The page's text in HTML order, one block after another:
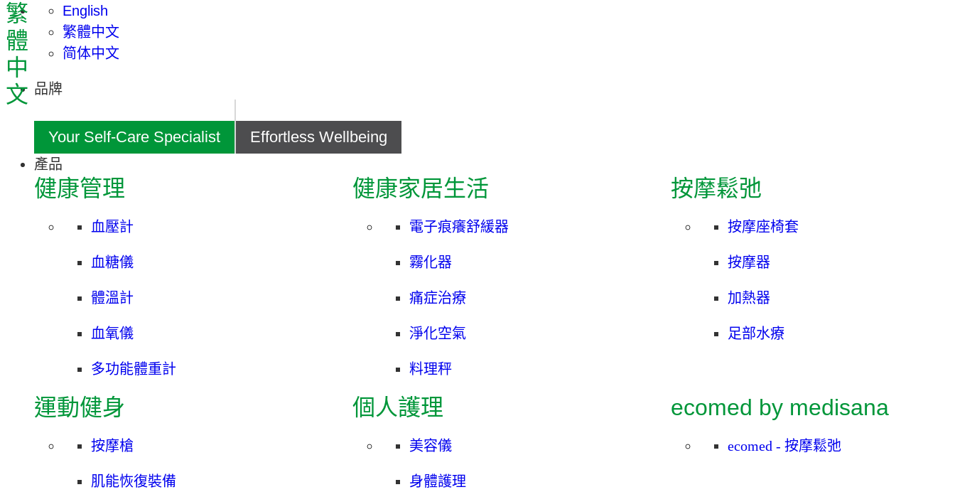
繁
體
中
文
English
繁體中文
简体中文
品牌
Your Self-Care Specialist Effortless Wellbeing
產品
健康管理
血壓計
血糖儀
體溫計
血氧儀
多功能體重計
健康家居生活
電子痕癢舒緩器
霧化器
痛症治療
淨化空氣
料理秤
按摩鬆弛
按摩座椅套
按摩器
加熱器
足部水療
運動健身
按摩槍
肌能恢復裝備
個人護理
美容儀
身體護理
ecomed by medisana
ecomed - 按摩鬆弛